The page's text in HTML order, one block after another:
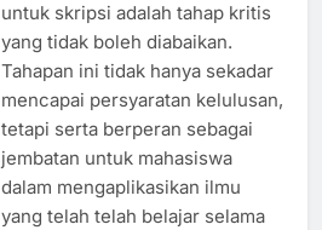
untuk skripsi adalah tahap kritis
yang tidak boleh diabaikan.
Tahapan ini tidak hanya sekadar
mencapai persyaratan kelulusan,
tetapi serta berperan sebagai
jembatan untuk mahasiswa
dalam mengaplikasikan ilmu
yang telah telah belajar selama